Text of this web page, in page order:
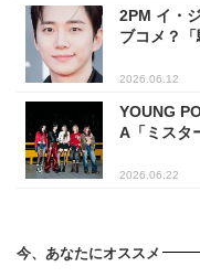
2PM イ・
ブコメ？
2026.06.12
YOUNG
A「ミスタ
2026.06.22
今、あなたにオススメ